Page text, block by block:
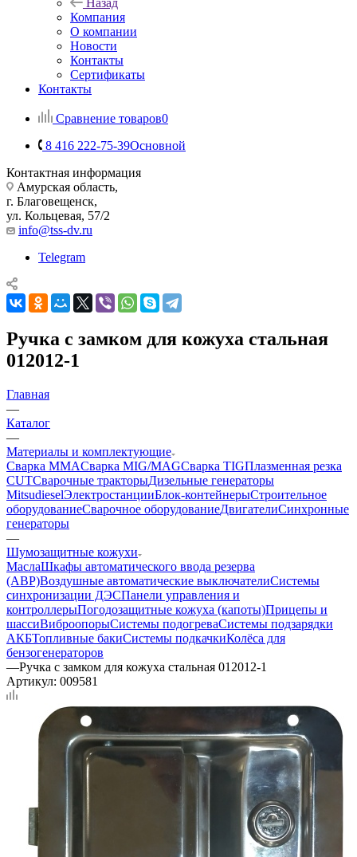
Назад
Компания
О компании
Новости
Контакты
Сертификаты
Контакты
Сравнение товаров0
8 416 222-75-39Основной
Контактная информация
Амурская область,
г. Благовещенск,
ул. Кольцевая, 57/2
info@tss-dv.ru
Telegram
Ручка с замком для кожуха стальная
012012-1
Главная
—
Каталог
—
Материалы и комплектующие
Сварка MMAСварка MIG/MAGСварка TIGПлазменная резка
CUTСварочные тракторыДизельные генераторы
MitsudieselЭлектростанцииБлок-контейнерыСтроительное
оборудованиеСварочное оборудованиеДвигателиСинхронные
генераторы
—
Шумозащитные кожухи
МаслаШкафы автоматического ввода резерва
(АВР)Воздушные автоматические выключателиСистемы
синхронизации ДЭСПанели управления и
контроллерыПогодозащитные кожуха (капоты)Прицепы и
шассиВиброопорыСистемы подогреваСистемы подзарядки
АКБТопливные бакиСистемы подкачкиКолёса для
бензогенераторов
—Ручка с замком для кожуха стальная 012012-1
Артикул: 009581